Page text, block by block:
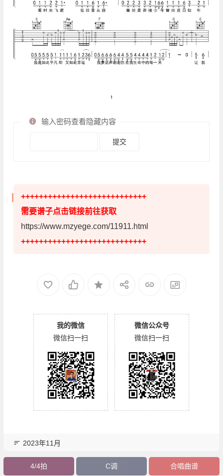
输入密码查看隐藏内容
++++++++++++++++++++++++++++
需要谱子点击链接前往获取
https://www.mzyege.com/11911.html
++++++++++++++++++++++++++++
我的微信
微信扫一扫
微信公众号
微信扫一扫
2023年11月
4/4拍 C调 合唱曲谱